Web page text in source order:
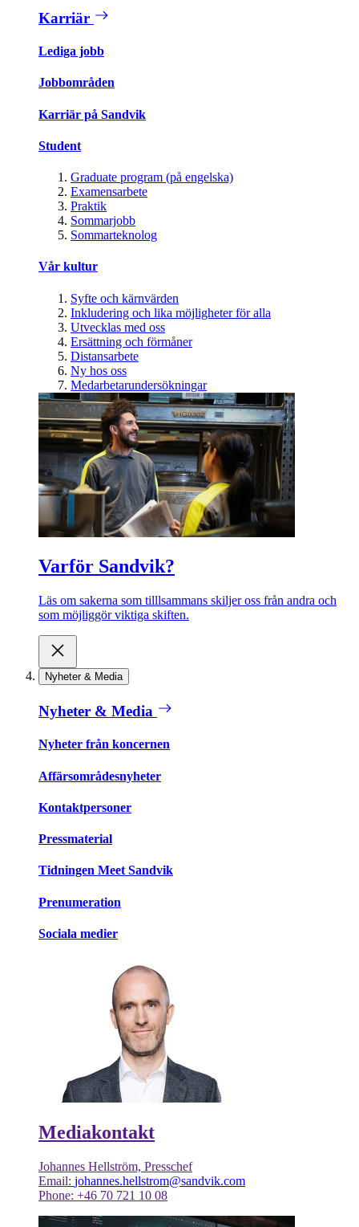
Karriär
Lediga jobb
Jobbområden
Karriär på Sandvik
Student
Graduate program (på engelska)
Examensarbete
Praktik
Sommarjobb
Sommarteknolog
Vår kultur
Syfte och kärnvärden
Inkludering och lika möjligheter för alla
Utvecklas med oss
Ersättning och förmåner
Distansarbete
Ny hos oss
Medarbetarundersökningar
Varför Sandvik?
Läs om sakerna som tilllsammans skiljer oss från andra och
som möjliggör viktiga skiften.
Nyheter & Media
Nyheter & Media
Nyheter från koncernen
Affärsområdesnyheter
Kontaktpersoner
Pressmaterial
Tidningen Meet Sandvik
Prenumeration
Sociala medier
Mediakontakt
Johannes Hellström, Presschef
Email: johannes.hellstrom@sandvik.com
Phone: +46 70 721 10 08